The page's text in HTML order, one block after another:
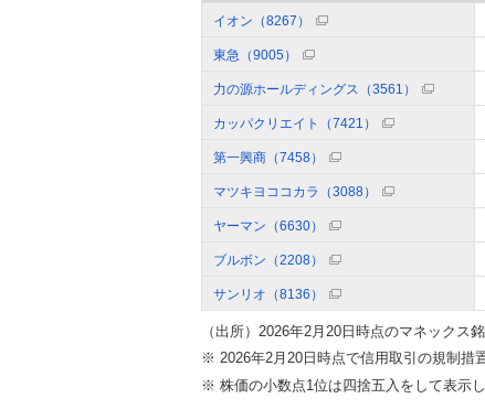
イオン（8267）
東急（9005）
力の源ホールディングス（3561）
カッパクリエイト（7421）
第一興商（7458）
マツキヨココカラ（3088）
ヤーマン（6630）
ブルボン（2208）
サンリオ（8136）
（出所）2026年2月20日時点のマネックス
2026年2月20日時点で信用取引の規制措
株価の小数点1位は四捨五入をして表示し